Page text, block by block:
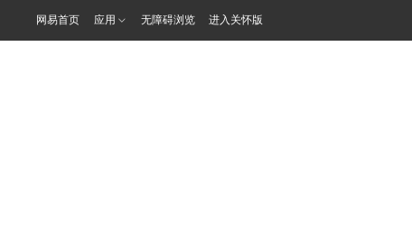
网易首页 应用 无障碍浏览 进入关怀版